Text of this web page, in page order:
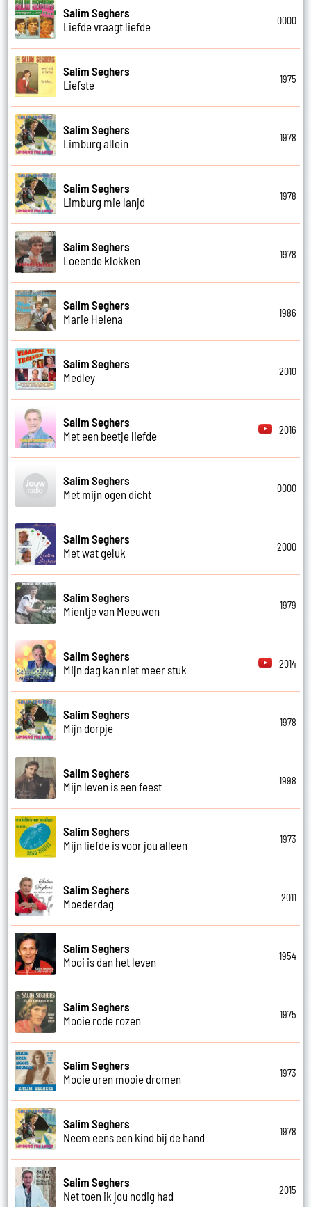
Salim Seghers
Liefde vraagt liefde
0000
Salim Seghers
Liefste
1975
Salim Seghers
Limburg allein
1978
Salim Seghers
Limburg mie lanjd
1978
Salim Seghers
Loeende klokken
1978
Salim Seghers
Marie Helena
1986
Salim Seghers
Medley
2010
Salim Seghers
Met een beetje liefde
2016
Salim Seghers
Met mijn ogen dicht
0000
Salim Seghers
Met wat geluk
2000
Salim Seghers
Mientje van Meeuwen
1979
Salim Seghers
Mijn dag kan niet meer stuk
2014
Salim Seghers
Mijn dorpje
1978
Salim Seghers
Mijn leven is een feest
1998
Salim Seghers
Mijn liefde is voor jou alleen
1973
Salim Seghers
Moederdag
2011
Salim Seghers
Mooi is dan het leven
1954
Salim Seghers
Mooie rode rozen
1975
Salim Seghers
Mooie uren mooie dromen
1973
Salim Seghers
Neem eens een kind bij de hand
1978
Salim Seghers
Net toen ik jou nodig had
2015